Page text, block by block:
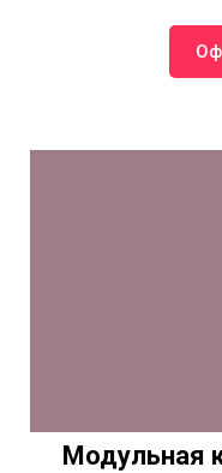
Модульная